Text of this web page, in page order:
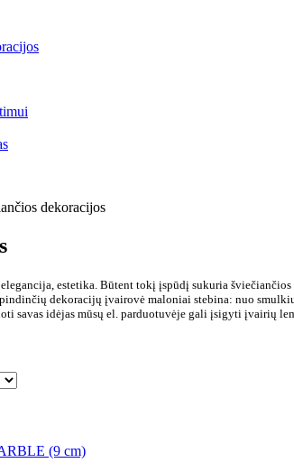
dekoracijos
estetika. Būtent tokį įspūdį sukuria
dekoracijų įvairovė maloniai stebina: nuo
savas idėjas mūsų el. parduotuvėje gali įsigyti įvairių